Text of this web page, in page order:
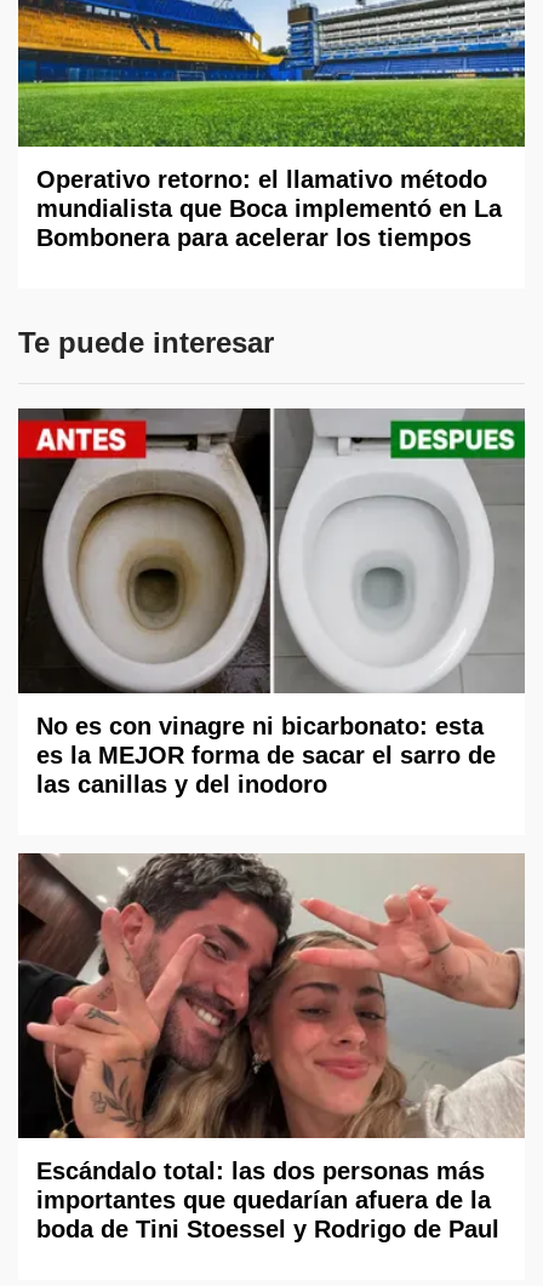
Operativo retorno: el llamativo método
mundialista que Boca implementó en La
Bombonera para acelerar los tiempos
Te puede interesar
No es con vinagre ni bicarbonato: esta
es la MEJOR forma de sacar el sarro de
las canillas y del inodoro
Escándalo total: las dos personas más
importantes que quedarían afuera de la
boda de Tini Stoessel y Rodrigo de Paul